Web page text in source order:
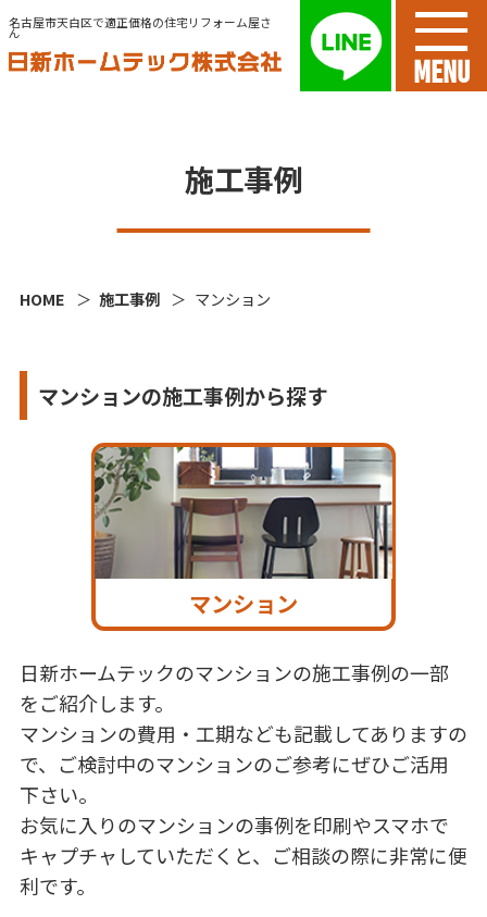
名古屋市天白区で適正価格の住宅リフォーム屋さ
ん
MENU
施工事例
HOME 施工事例 マンション
マンションの施工事例から探す
マンション
日新ホームテックのマンションの施工事例の一部
をご紹介します。
マンションの費用・工期なども記載してありますの
で、ご検討中のマンションのご参考にぜひご活用
下さい。
お気に入りのマンションの事例を印刷やスマホで
キャプチャしていただくと、ご相談の際に非常に便
利です。